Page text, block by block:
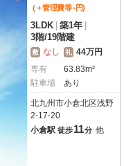
(＋管理費等-円)
3LDK 築1年
3階/19階建
敷 なし 礼 44万円
専有
63.83m²
駐車場
あり
北九州市小倉北区浅野
2-17-20
小倉駅 徒歩11分 他